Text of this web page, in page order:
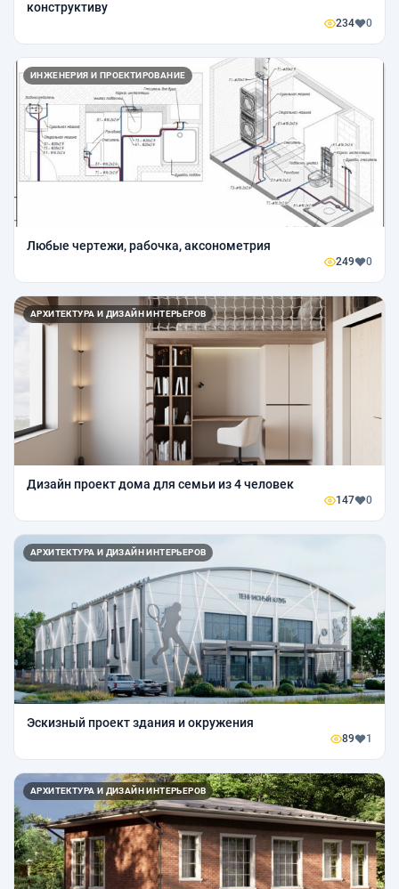
конструктиву
234 0
ИНЖЕНЕРИЯ И ПРОЕКТИРОВАНИЕ
Любые чертежи, рабочка, аксонометрия
249 0
АРХИТЕКТУРА И ДИЗАЙН ИНТЕРЬЕРОВ
Дизайн проект дома для семьи из 4 человек
147 0
АРХИТЕКТУРА И ДИЗАЙН ИНТЕРЬЕРОВ
Эскизный проект здания и окружения
89 1
АРХИТЕКТУРА И ДИЗАЙН ИНТЕРЬЕРОВ